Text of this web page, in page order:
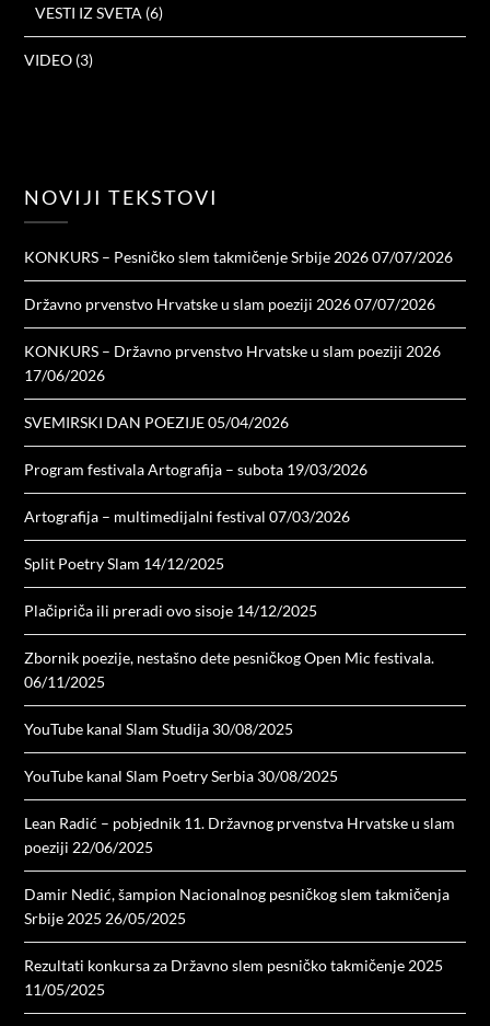
VESTI IZ SVETA (6)
VIDEO (3)
NOVIJI TEKSTOVI
KONKURS – Pesničko slem takmičenje Srbije 2026 07/07/2026
Državno prvenstvo Hrvatske u slam poeziji 2026 07/07/2026
KONKURS – Državno prvenstvo Hrvatske u slam poeziji 2026
17/06/2026
SVEMIRSKI DAN POEZIJE 05/04/2026
Program festivala Artografija – subota 19/03/2026
Artografija – multimedijalni festival 07/03/2026
Split Poetry Slam 14/12/2025
Plačipriča ili preradi ovo sisoje 14/12/2025
Zbornik poezije, nestašno dete pesničkog Open Mic festivala.
06/11/2025
YouTube kanal Slam Studija 30/08/2025
YouTube kanal Slam Poetry Serbia 30/08/2025
Lean Radić – pobjednik 11. Državnog prvenstva Hrvatske u slam
poeziji 22/06/2025
Damir Nedić, šampion Nacionalnog pesničkog slem takmičenja
Srbije 2025 26/05/2025
Rezultati konkursa za Državno slem pesničko takmičenje 2025
11/05/2025